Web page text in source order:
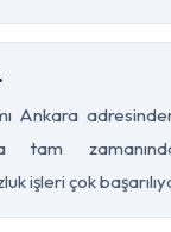
Ankara
tam
işleri çok